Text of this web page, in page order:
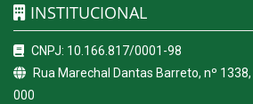
INSTITUCIONAL
CNPJ: 10.166.817/0001-98
Rua Marechal Dantas Barreto, nº
000